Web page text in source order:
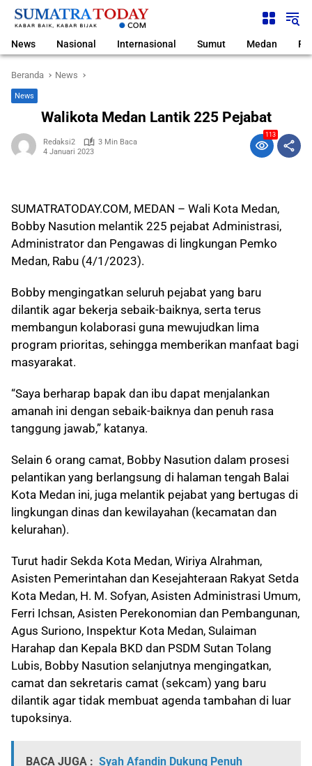
Langsung
News Nasional Internasional Sumut Medan
Beranda News
News
Walikota Medan Lantik 225 Pejabat
Redaksi2
3 Min Baca
4 Januari 2023
113
SUMATRATODAY.COM, MEDAN – Wali Kota Medan,
Bobby Nasution melantik 225 pejabat Administrasi,
Administrator dan Pengawas di lingkungan Pemko
Medan, Rabu (4/1/2023).
Bobby mengingatkan seluruh pejabat yang baru
dilantik agar bekerja sebaik-baiknya, serta terus
membangun kolaborasi guna mewujudkan lima
program prioritas, sehingga memberikan manfaat bagi
masyarakat.
“Saya berharap bapak dan ibu dapat menjalankan
amanah ini dengan sebaik-baiknya dan penuh rasa
tanggung jawab,” katanya.
Selain 6 orang camat, Bobby Nasution dalam prosesi
pelantikan yang berlangsung di halaman tengah Balai
Kota Medan ini, juga melantik pejabat yang bertugas di
lingkungan dinas dan kewilayahan (kecamatan dan
kelurahan).
Turut hadir Sekda Kota Medan, Wiriya Alrahman,
Asisten Pemerintahan dan Kesejahteraan Rakyat Setda
Kota Medan, H. M. Sofyan, Asisten Administrasi Umum,
Ferri Ichsan, Asisten Perekonomian dan Pembangunan,
Agus Suriono, Inspektur Kota Medan, Sulaiman
Harahap dan Kepala BKD dan PSDM Sutan Tolang
Lubis, Bobby Nasution selanjutnya mengingatkan,
camat dan sekretaris camat (sekcam) yang baru
dilantik agar tidak membuat agenda tambahan di luar
tupoksinya.
BACA JUGA : Syah Afandin Dukung Penuh